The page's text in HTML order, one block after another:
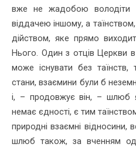
вже не жадобою володіти
віддачею іншому, а
дійством, яке прямо
Нього. Один з отців Церкви
може існувати без
стани, взаємини були б
і, – продовжує він, – шлюб
немає єдності, є тим
природні взаємні відносини,
шлюб також, за вченням